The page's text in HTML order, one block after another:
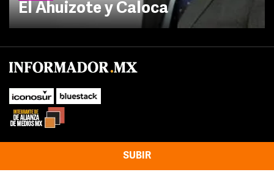
El Ahuizote y Caloca
SUBIR